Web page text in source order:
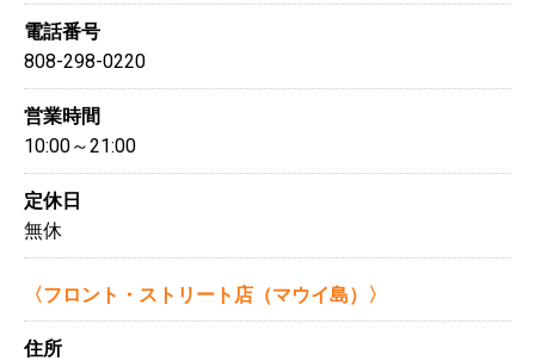
電話番号
808-298-0220
営業時間
10:00～21:00
定休日
無休
〈フロント・ストリート店（マウイ島）〉
住所